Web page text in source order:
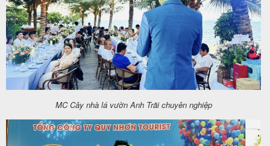
MC Cây nhà lá vườn Anh Trãi chuyên nghiệp